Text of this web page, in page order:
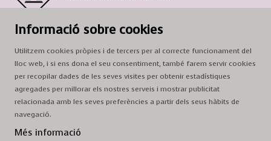
© Ajuntament de Santa Coloma de Farners
Adreça: c. del Prat, 16, 17430 Santa Coloma de Farners
A/e:cultura@scf.cat
Sitemap
Informació sobre cookies
Utilitzem cookies pròpies i de tercers per al correcte funcionament del
lloc web, i si ens dona el seu consentiment, també farem servir cookies
per recopilar dades de les seves visites per obtenir estadístiques
agregades per millorar els nostres serveis i mostrar publicitat
relacionada amb les seves preferències a partir dels seus hàbits de
navegació.
Més informació